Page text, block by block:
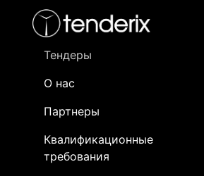
Тендеры
О нас
Партнеры
Квалификационные
требования
- активный лот
- сохраненный лот (не опубликован)
Закупка: Лист
оцинкованный
[Завершен]